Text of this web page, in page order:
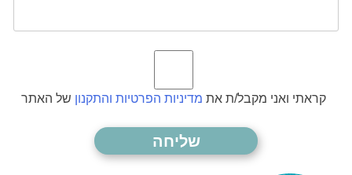
קראתי ואני מקבל/ת את מדיניות הפרטיות והתקנון של האתר